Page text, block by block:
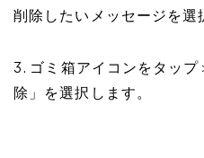
削除したいメッセージを選
3. ゴミ箱アイコンをタッ
除」を選択します。